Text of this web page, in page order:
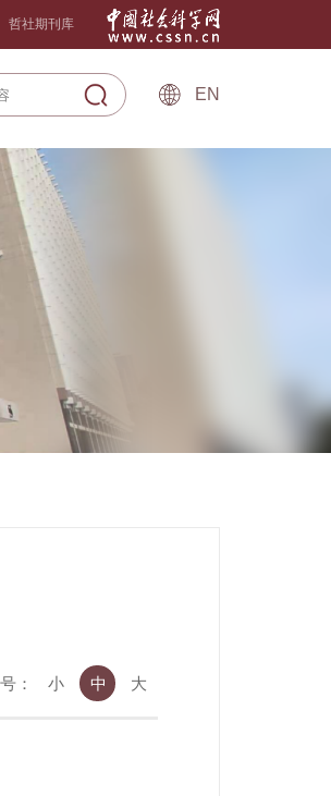
哲社期刊库
EN
： 小 中 大